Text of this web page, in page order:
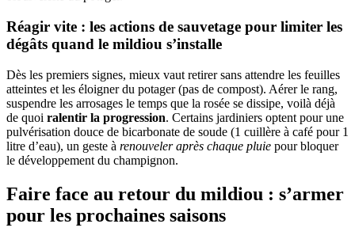
Réagir vite : les actions de sauvetage pour limiter les
dégâts quand le mildiou s’installe
Dès les premiers signes, mieux vaut retirer sans attendre les feuilles
atteintes et les éloigner du potager (pas de compost). Aérer le rang,
suspendre les arrosages le temps que la rosée se dissipe, voilà déjà
de quoi ralentir la progression. Certains jardiniers optent pour une
pulvérisation douce de bicarbonate de soude (1 cuillère à café pour 1
litre d’eau), un geste à renouveler après chaque pluie pour bloquer
le développement du champignon.
Faire face au retour du mildiou : s’armer
pour les prochaines saisons